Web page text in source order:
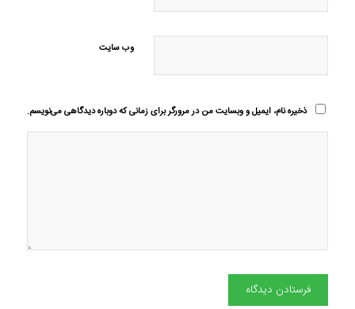
وب‌ سایت
ذخیره نام، ایمیل و وبسایت من در مرورگر برای زمانی که دوباره دیدگاهی می‌نویسم.